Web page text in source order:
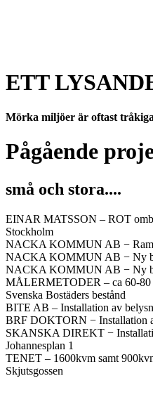
ETT
Mörka miljöer är oftast
Pågående
små och stora....
EINAR MATSSON – ROT
Stockholm
NACKA KOMMUN AB −
NACKA KOMMUN AB − Ny
NACKA KOMMUN AB − Ny
MÅLERMETODER – ca 60-80
Svenska Bostäders bestånd
BITE AB – Installation av
BRF DOKTORN − Installation
SKANSKA DIREKT −
Johannesplan 1
TENET – 1600kvm samt
Skjutsgossen